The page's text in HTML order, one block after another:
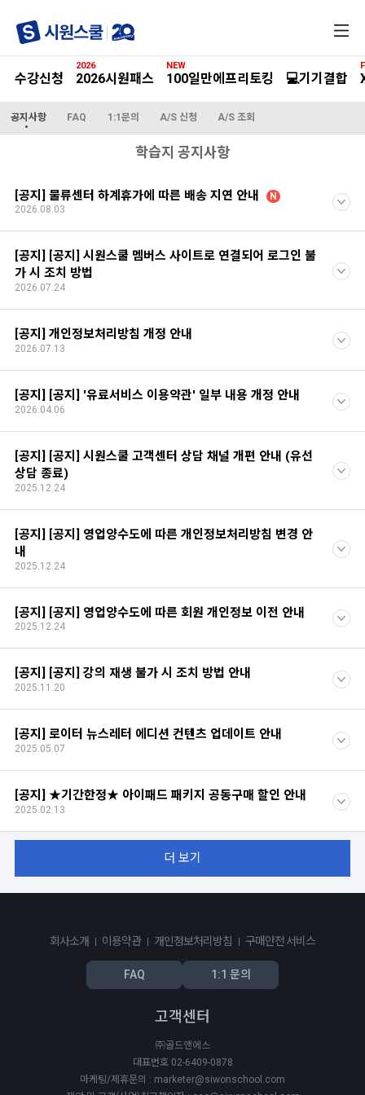
메
수강신청 2026시원패스
2026
100일만에프리토킹
NEW
💻기기결합
공지사항 FAQ 1:1문의 A/S 신청 A/S 조회
학습지 공지사항
[공지] 물류센터 하계휴가에 따른 배송 지연 안내
N
2026.08.03
[공지] [공지] 시원스쿨 멤버스 사이트로 연결되어 로그인 불
가 시 조치 방법
2026.07.24
[공지] 개인정보처리방침 개정 안내
2026.07.13
[공지] [공지] '유료서비스 이용약관' 일부 내용 개정 안내
2026.04.06
[공지] [공지] 시원스쿨 고객센터 상담 채널 개편 안내 (유선
상담 종료)
2025.12.24
[공지] [공지] 영업양수도에 따른 개인정보처리방침 변경 안
내
2025.12.24
[공지] [공지] 영업양수도에 따른 회원 개인정보 이전 안내
2025.12.24
[공지] [공지] 강의 재생 불가 시 조치 방법 안내
2025.11.20
[공지] 로이터 뉴스레터 에디션 컨텐츠 업데이트 안내
2025.05.07
[공지] ★기간한정★ 아이패드 패키지 공동구매 할인 안내
2025.02.13
더 보기
회사소개 이용약관 개인정보처리방침 구매안전 서비스
FAQ 1:1 문의
고객센터
㈜골드앤에스
대표번호 02-6409-0878
마케팅/제휴문의 : marketer@siwonschool.com